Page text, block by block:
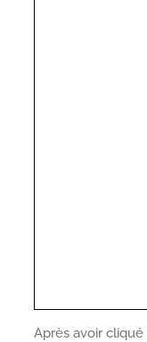
Après avoir